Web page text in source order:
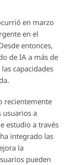
en marzo
en el
entonces,
de IA a más de
capacidades
recientemente
usuarios a
estudio a través
integrado las
la
pueden